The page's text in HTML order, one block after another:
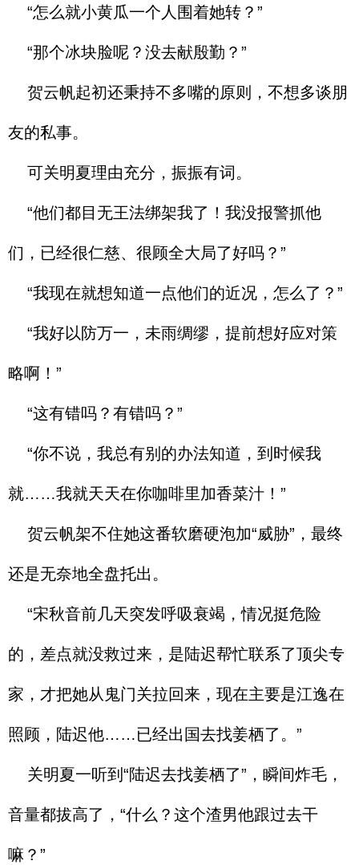
“怎么就小黄瓜一个人围着她转？”
“那个冰块脸呢？没去献殷勤？”
贺云帆起初还秉持不多嘴的原则，不想多谈朋
友的私事。
可关明夏理由充分，振振有词。
“他们都目无王法绑架我了！我没报警抓他
们，已经很仁慈、很顾全大局了好吗？”
“我现在就想知道一点他们的近况，怎么了？”
“我好以防万一，未雨绸缪，提前想好应对策
略啊！”
“这有错吗？有错吗？”
“你不说，我总有别的办法知道，到时候我
就……我就天天在你咖啡里加香菜汁！”
贺云帆架不住她这番软磨硬泡加“威胁”，最终
还是无奈地全盘托出。
“宋秋音前几天突发呼吸衰竭，情况挺危险
的，差点就没救过来，是陆迟帮忙联系了顶尖专
家，才把她从鬼门关拉回来，现在主要是江逸在
照顾，陆迟他……已经出国去找姜栖了。”
关明夏一听到“陆迟去找姜栖了”，瞬间炸毛，
音量都拔高了，“什么？这个渣男他跟过去干
嘛？”